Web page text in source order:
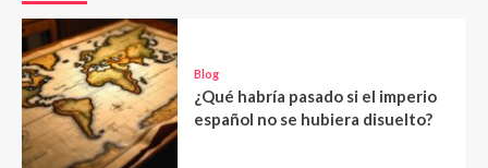
Blog
¿Qué habría pasado si el imperio
español no se hubiera disuelto?